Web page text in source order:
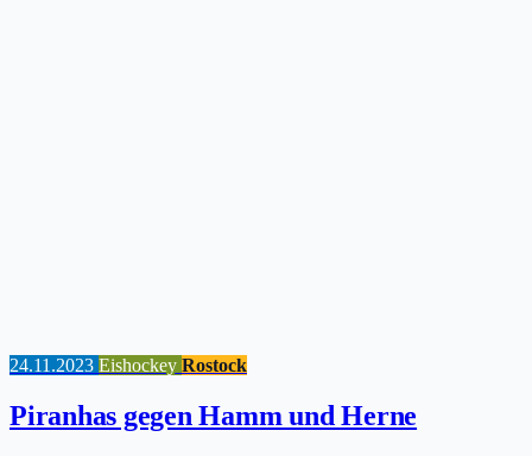
24.11.2023 Eishockey Rostock
Piranhas gegen Hamm und Herne